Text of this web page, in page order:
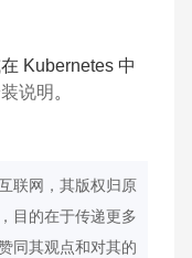
Kubernetes 中
说明 。
联网，其版权归原
目的在于传递更多
同其观点和对其的